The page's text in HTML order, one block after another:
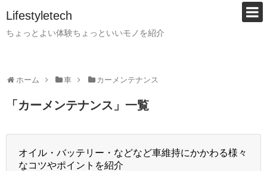
Lifestyletech
ちょっとよい体験ちょっといいモノを紹介
ホーム 車 カーメンテナンス
「 カーメンテナンス 」 一覧
オイル・バッテリー・などなど車維持にかかわる様々
なコツやポイントを紹介